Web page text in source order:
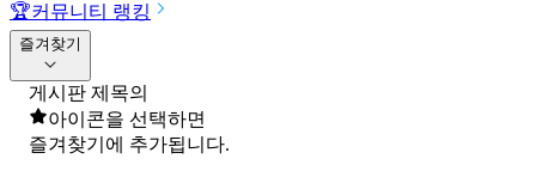
🏆커뮤니티 랭킹
즐겨찾기
게시판 제목의
아이콘을 선택하면
즐겨찾기에 추가됩니다.